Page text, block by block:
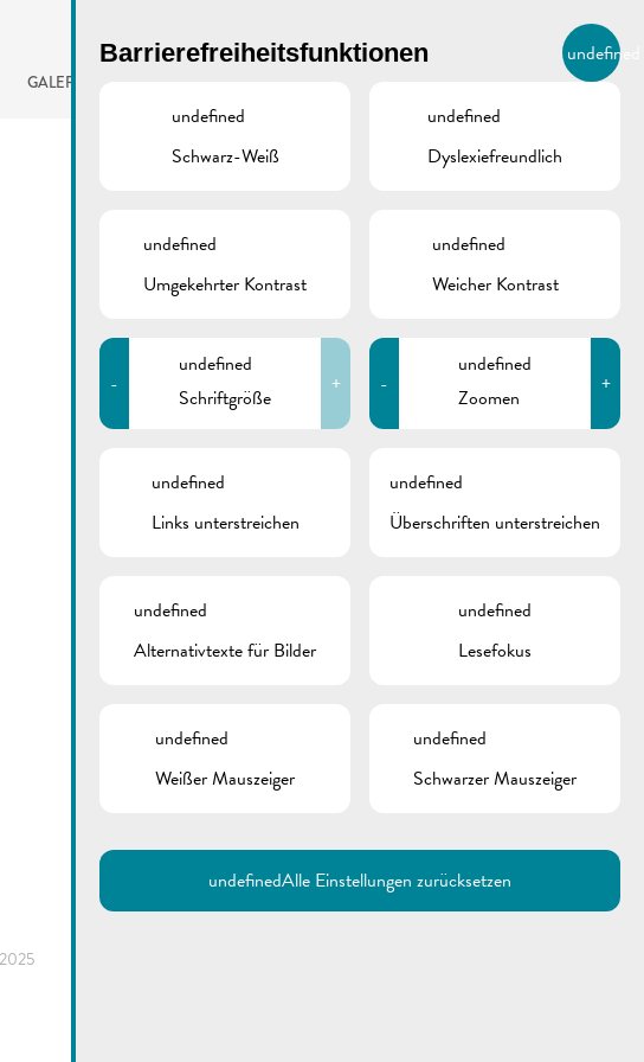
GALERIE DE
BIERGER.REMICH.LU
Utilisez la recherche pour
Comme par exemple des contacts, des
informations ou de documents.
Barrierefreiheitsfunktionen undefined
undefined
Schwarz-Weiß
undefined
Dyslexiefreundlich
undefined
Umgekehrter Kontrast
undefined
Weicher Kontrast
-
undefined
Schriftgröße
+ -
undefined
Zoomen
+
undefined
Links unterstreichen
undefined
Überschriften unterstreichen
undefined
Alternativtexte für Bilder
undefined
Lesefokus
undefined
Weißer Mauszeiger
undefined
Schwarzer Mauszeiger
undefinedAlle Einstellungen zurücksetzen